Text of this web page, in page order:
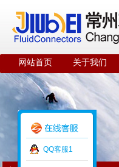
网站首页 关于我们
QQ客服1